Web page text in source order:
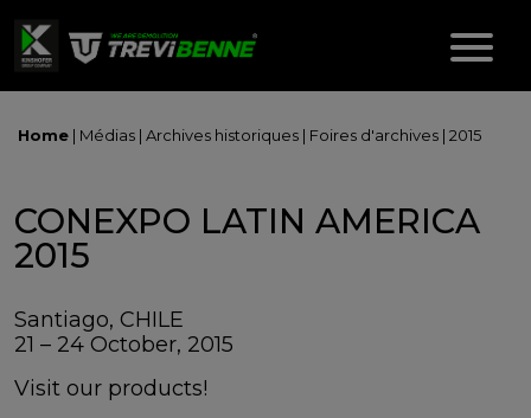
Home | Médias | Archives historiques | Foires d'archives | 2015
CONEXPO LATIN AMERICA
2015
Santiago, CHILE
21 – 24 October, 2015
Visit our products!